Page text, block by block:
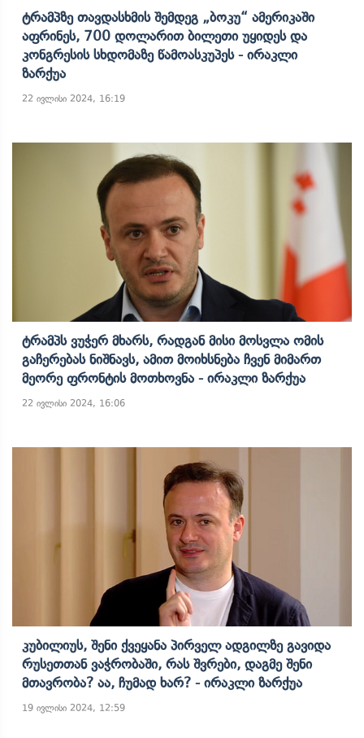
Ტრამპზე Თავდასხმის Შემდეგ „ბოკუ“ Ამერიკაში
Აფრინეს, 700 Დოლარით Ბილეთი Უყიდეს Და
Კონგრესის Სხდომაზე Წამოასკუპეს - Ირაკლი
Ზარქუა
22 ივლისი 2024, 16:19
Ტრამპს Ვუჭერ Მხარს, Რადგან Მისი Მოსვლა Ომის
Გაჩერებას Ნიშნავს, Ამით Მოიხსნება Ჩვენ Მიმართ
Მეორე Ფრონტის Მოთხოვნა - Ირაკლი Ზარქუა
22 ივლისი 2024, 16:06
Კუბილიუს, Შენი Ქვეყანა Პირველ Ადგილზე Გავიდა
Რუსეთთან Ვაჭრობაში, Რას Შვრები, Დაგმე Შენი
Მთავრობა? Აა, Ჩუმად Ხარ? - Ირაკლი Ზარქუა
19 ივლისი 2024, 12:59